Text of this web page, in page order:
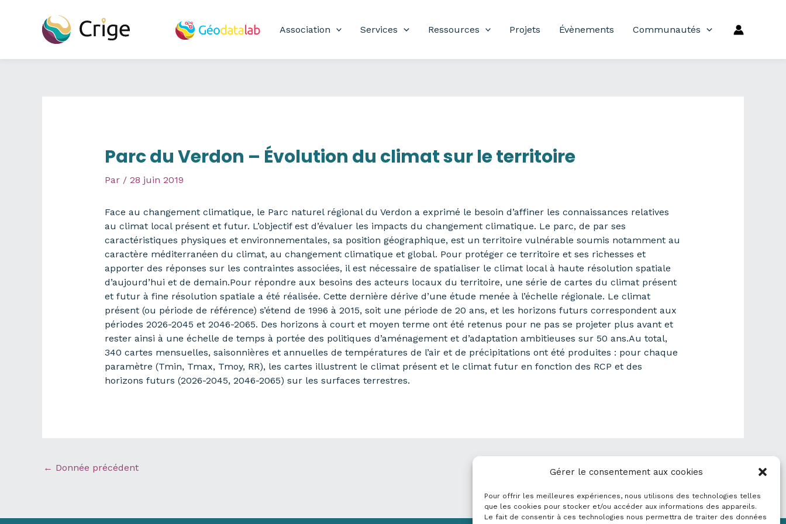
Gérer le consentement aux cookies
Pour offrir les meilleures expériences, nous utilisons des technologies telles
que les cookies pour stocker et/ou accéder aux informations des appareils.
Le fait de consentir à ces technologies nous permettra de traiter des données
Association Services Ressources Projets Évènements Communautés
Parc du Verdon – Évolution du climat sur le territoire
Par / 28 juin 2019
Face au changement climatique, le Parc naturel régional du Verdon a exprimé le besoin d’affiner les connaissances relatives
au climat local présent et futur. L’objectif est d’évaluer les impacts du changement climatique. Le parc, de par ses
caractéristiques physiques et environnementales, sa position géographique, est un territoire vulnérable soumis notamment au
caractère méditerranéen du climat, au changement climatique et global. Pour protéger ce territoire et ses richesses et
apporter des réponses sur les contraintes associées, il est nécessaire de spatialiser le climat local à haute résolution spatiale
d’aujourd’hui et de demain.Pour répondre aux besoins des acteurs locaux du territoire, une série de cartes du climat présent
et futur à fine résolution spatiale a été réalisée. Cette dernière dérive d’une étude menée à l’échelle régionale. Le climat
présent (ou période de référence) s’étend de 1996 à 2015, soit une période de 20 ans, et les horizons futurs correspondent aux
périodes 2026-2045 et 2046-2065. Des horizons à court et moyen terme ont été retenus pour ne pas se projeter plus avant et
rester ainsi à une échelle de temps à portée des politiques d’aménagement et d’adaptation ambitieuses sur 50 ans.Au total,
340 cartes mensuelles, saisonnières et annuelles de températures de l’air et de précipitations ont été produites : pour chaque
paramètre (Tmin, Tmax, Tmoy, RR), les cartes illustrent le climat présent et le climat futur en fonction des RCP et des
horizons futurs (2026-2045, 2046-2065) sur les surfaces terrestres.
← Donnée précédent Donnée suivant